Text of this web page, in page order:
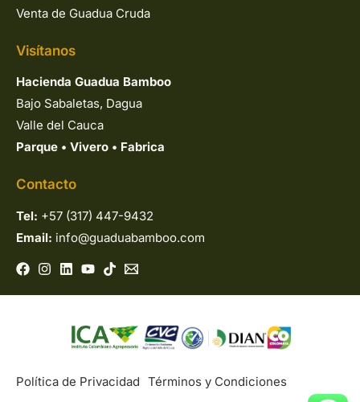
Venta de Guadua Cruda
Visítanos
Hacienda Guadua Bamboo
Bajo Sabaletas, Dagua
Valle del Cauca
Parque • Vivero • Fabrica
Contacto
Tel: +57 (317) 447-9432
Email: info@guaduabamboo.com
Política de Privacidad Términos y Condiciones